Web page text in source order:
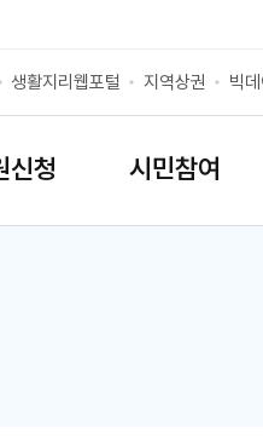
생활지리웹포털 지역상권 빅
신청 시민참여